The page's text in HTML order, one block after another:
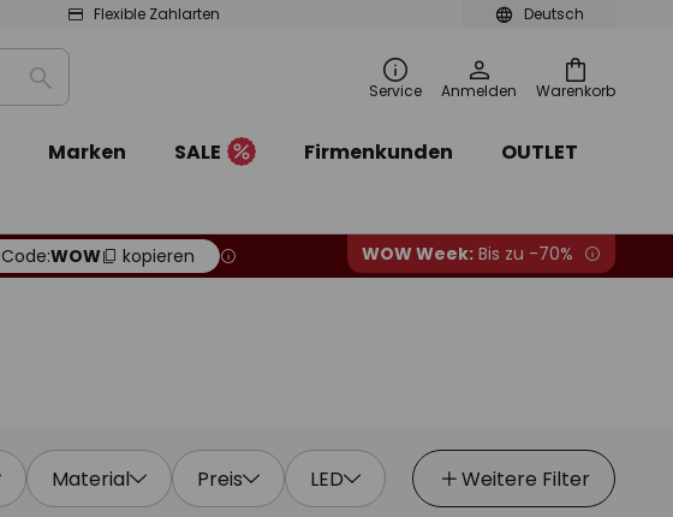
Deutsch
Flexible Zahlarten
Warenkorb
Suche Service Anmelden
Marken SALE Firmenkunden
OUTLET
Code:WOW kopieren WOW Week: Bis zu -70%
Material Preis LED Weitere Filter